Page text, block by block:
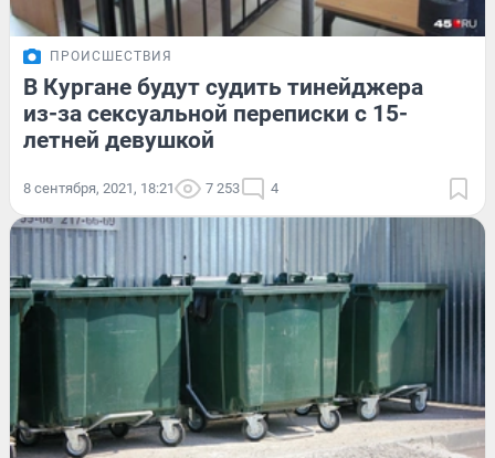
ПРОИСШЕСТВИЯ
В Кургане будут судить тинейджера
из-за сексуальной переписки с 15-
летней девушкой
8 сентября, 2021, 18:21 7 253 4